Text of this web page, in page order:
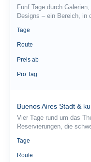
Fünf Tage durch
Designs – ein Bereich, in
Tage
Route
Preis ab
Pro Tag
Buenos Aires Stadt &
Vier Tage rund um das
Reservierungen, die
Tage
Route